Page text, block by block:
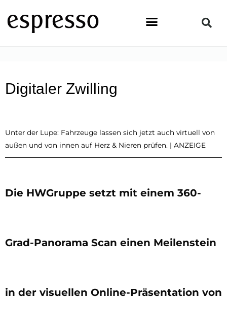
Inhalt
springen
Digitaler Zwilling
Unter der Lupe: Fahrzeuge lassen sich jetzt auch virtuell von
außen und von innen auf Herz & Nieren prüfen. | ANZEIGE
Die HWGruppe setzt mit einem 360-
Grad-Panorama Scan einen Meilenstein
in der visuellen Online-Präsentation von